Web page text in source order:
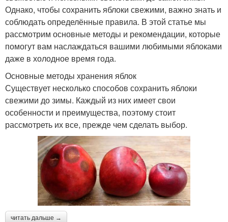
Однако, чтобы сохранить яблоки свежими, важно знать и
соблюдать определённые правила. В этой статье мы
рассмотрим основные методы и рекомендации, которые
помогут вам наслаждаться вашими любимыми яблоками
даже в холодное время года.
Основные методы хранения яблок
Существует несколько способов сохранить яблоки
свежими до зимы. Каждый из них имеет свои
особенности и преимущества, поэтому стоит
рассмотреть их все, прежде чем сделать выбор.
читать дальше →